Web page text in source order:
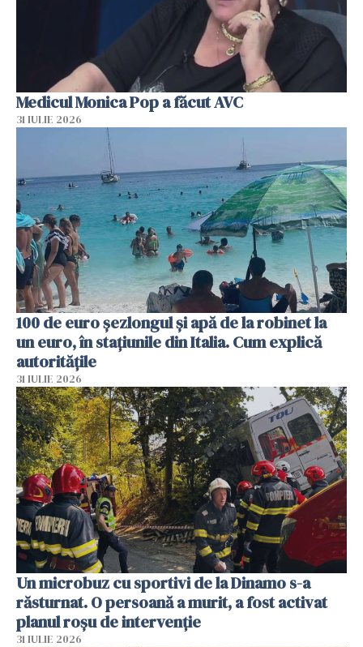
Medicul Monica Pop a făcut AVC
31 IULIE 2026
100 de euro șezlongul și apă de la robinet la
un euro, în stațiunile din Italia. Cum explică
autoritățile
31 IULIE 2026
Un microbuz cu sportivi de la Dinamo s-a
răsturnat. O persoană a murit, a fost activat
planul roșu de intervenție
31 IULIE 2026